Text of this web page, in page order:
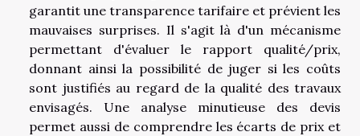
garantit une transparence tarifaire et prévient les
mauvaises surprises. Il s'agit là d'un mécanisme
permettant d'évaluer le rapport qualité/prix,
donnant ainsi la possibilité de juger si les coûts
sont justifiés au regard de la qualité des travaux
envisagés. Une analyse minutieuse des devis
permet aussi de comprendre les écarts de prix et